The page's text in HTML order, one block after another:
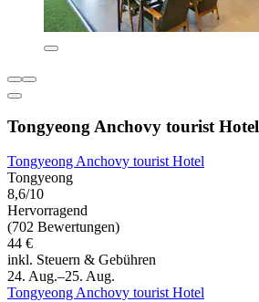
Tongyeong Anchovy tourist Hotel
Tongyeong Anchovy tourist Hotel
Tongyeong
8,6/10
Hervorragend
(702 Bewertungen)
44 €
inkl. Steuern & Gebühren
24. Aug.–25. Aug.
Tongyeong Anchovy tourist Hotel